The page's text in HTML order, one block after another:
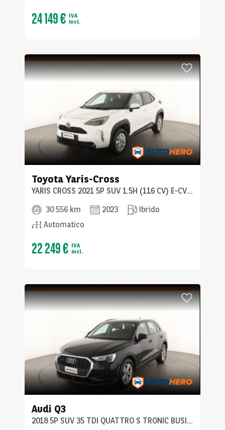
24 149 € IVA
incl.
Toyota Yaris-Cross
YARIS CROSS 2021 5P SUV 1.5H (116 CV) E-CVT BUSINESS
30 556 km
2023
Ibrido
Automatico
22 249 € IVA
incl.
Audi Q3
2018 5P SUV 35 TDI QUATTRO S TRONIC BUSINESS